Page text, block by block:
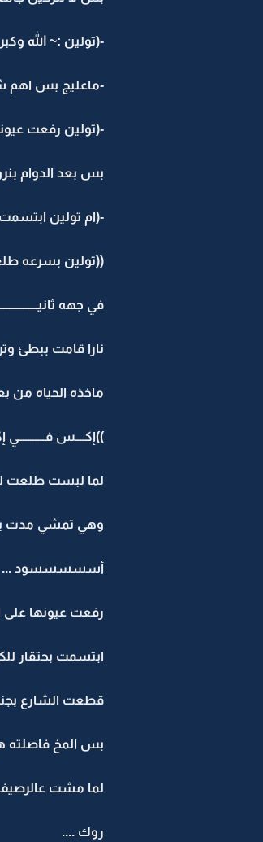
-(تولين :~ الله
-ماعليج بس اهم
-(تولين رفعت
بس بعد الدوام
-(ام تولين
((تولين بسرعه
في جهه
نارا قامت ببطئ
ماخذه الحياه من
))إكــــس
لما لبست طلعت
وهي تمشي مدت
أسسسسسود ...
رفعت عيونها على
ابتسمت بحتقار
قطعت الشارع
بس المخ فاصلته
لما مشت
روك ....